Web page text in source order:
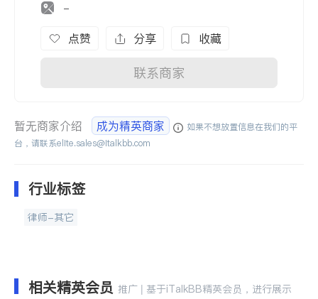
-
点赞 分享 收藏
联系商家
暂无商家介绍 成为精英商家
如果不想放置信息在我们的平
台，请联系elite.sales@italkbb.com
行业标签
律师-其它
相关精英会员 推广 | 基于iTalkBB精英会员，进行展示